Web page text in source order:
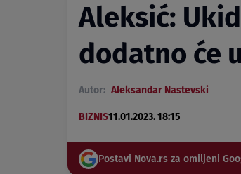
Aleksić:
dodatno će
Autor: Aleksandar Nastevski
BIZNIS11.01.2023. 18:15
Postavi Nova.rs za omiljeni